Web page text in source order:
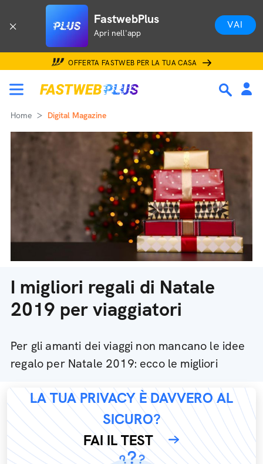
FastwebPlus
Apri nell'app
VAI
OFFERTA FASTWEB PER LA TUA CASA
Home Digital Magazine
I migliori regali di Natale
2019 per viaggiatori
Per gli amanti dei viaggi non mancano le idee
regalo per Natale 2019: ecco le migliori
LA TUA PRIVACY È DAVVERO AL
SICURO?
FAI IL TEST